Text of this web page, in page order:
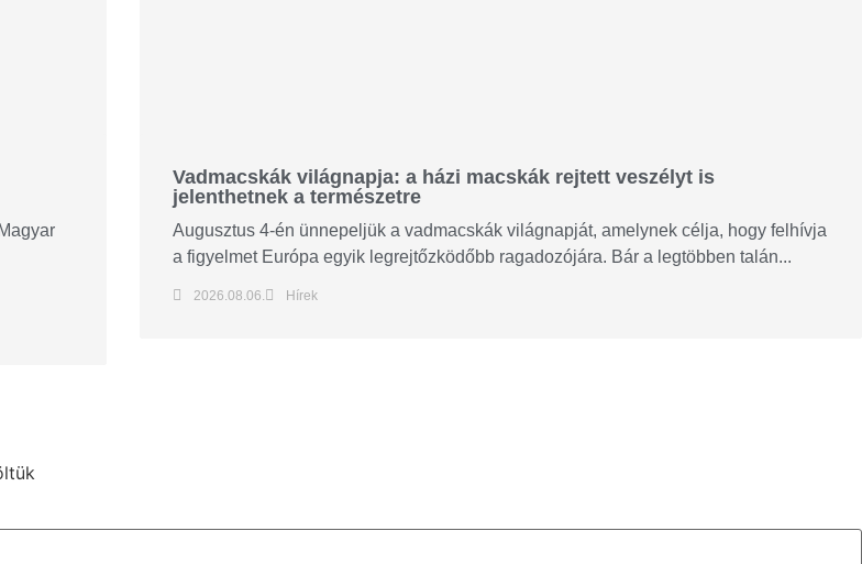
Vadmacskák világnapja: a házi macskák rejtett veszélyt is
jelenthetnek a természetre
Augusztus 4-én ünnepeljük a vadmacskák világnapját, amelynek célja, hogy felhívja
a figyelmet Európa egyik legrejtőzködőbb ragadozójára. Bár a legtöbben talán...
2026.08.06. Hírek